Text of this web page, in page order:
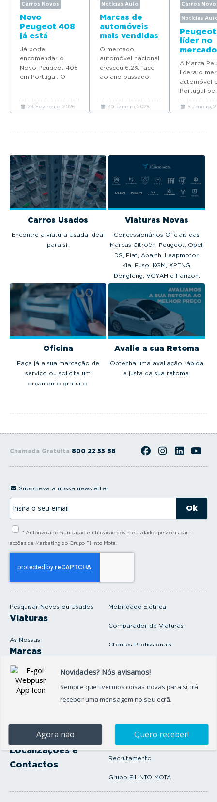
Carros Novos
Novo
Peugeot 408
já está
disponível
para
encomenda
em Portugal
Já pode
encomendar o
Novo Peugeot 408
em Portugal. O
com preços a
partir de 37.065
23 Fevereiro, 2026
Notícias Auto
Marcas de
automóveis
mais vendidas
em Portugal
em 2025
O mercado
automóvel nacional
cresceu 6,2% face
ao ano passado.
automóveis novos
venderam em
20 Janeiro, 2026
Carros
Notícias
líder no
mercado
quatro
modelos
Top 10
vendas
2025
A Marca
lidera o
automóvel
Portugal
ano
coloca
5 Janeiro,
Carros Usados
Encontre a viatura Usada Ideal
para si.
Viaturas Novas
Concessionários Oficiais das
Marcas Citroën, Peugeot, Opel,
DS, Fiat, Abarth, Leapmotor,
Kia, Fuso, KGM, XPENG,
Dongfeng, VOYAH e Farizon.
Oficina
Faça já a sua marcação de
serviço ou solicite um
orçamento gratuito.
Avalie a sua Retoma
Obtenha uma avaliação rápida
e justa da sua retoma.
Chamada Gratuita 800 22 55 88
Pesquisar Novos ou Usados
Viaturas
As Nossas
Marcas
Produtos e serviços
Oficina
Onde Estamos
Localizações e
Contactos
Mobilidade Elétrica
Comparador de Viaturas
Clientes Profissionais
Seguros Protector
Artigos e Notícias
Recrutamento
Grupo FILINTO MOTA
Subscreva a nossa newsletter
s
l
* Autorizo a comunicação e utilização dos meus dados pessoais para
acções de Marketing do Grupo Filinto Mota.